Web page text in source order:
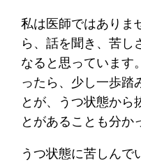
私は医師ではありま
ら、話を聞き、苦し
なると思っています
ったら、少し一歩踏
とが、うつ状態から
とがあることも分か
うつ状態に苦しんで